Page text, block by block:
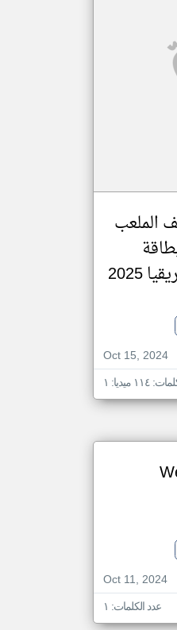
الأخبار من موريتانيا
الملعب
Oct 15, 2024
ميديا: ١
Oct 11, 2024
عدد الكلمات: ١